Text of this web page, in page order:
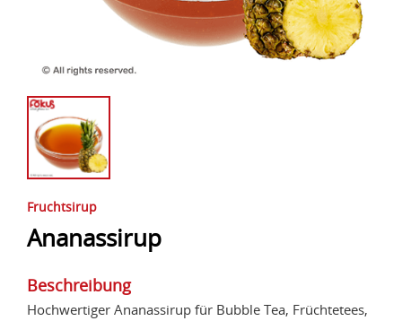
Fruchtsirup
Ananassirup
Beschreibung
Hochwertiger Ananassirup für Bubble Tea, Früchtetees,